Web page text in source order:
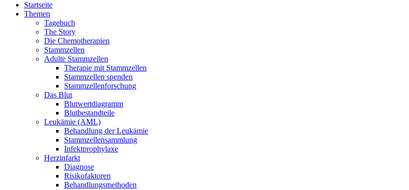
Startseite
Themen
Tagebuch
The Story
Die Chemotherapien
Stammzellen
Adulte Stammzellen
Therapie mit Stammzellen
Stammzellen spenden
Stammzellenforschung
Das Blut
Blutwertdiagramm
Blutbestandteile
Leukämie (AML)
Behandlung der Leukämie
Stammzellensammlung
Infektprophylaxe
Herzinfarkt
Diagnose
Risikofaktoren
Behandlungsmethoden